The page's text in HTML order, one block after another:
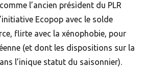
l’ancien président du PLR
Ecopop avec le solde
flirte avec la xénophobie, pour
(et dont les dispositions sur la
l’inique statut du saisonnier).